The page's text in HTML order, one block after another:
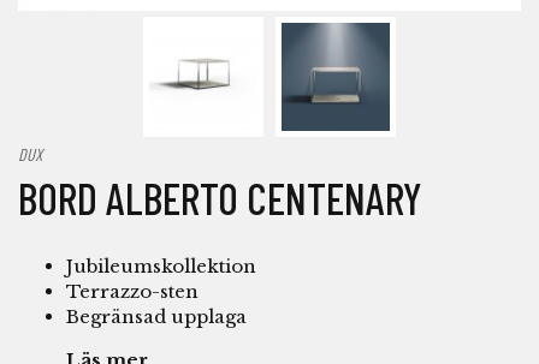
DUX
BORD ALBERTO CENTENARY
Jubileumskollektion
Terrazzo-sten
Begränsad upplaga